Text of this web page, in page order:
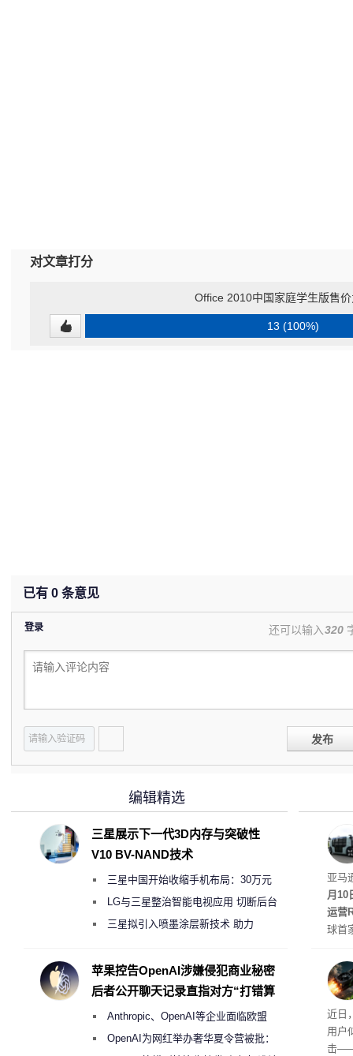
对文章打分
Office 2010中国家庭学生版售
13 (100%)
已有 0 条意见
登录 还可以输入320
发布
亚马
月10
运营
球首
方
计算
适
车高
众怒
近日
用户
击——
编辑精选
三星展示下一代3D内存与突破性
V10 BV-NAND技术
三星中国开始收缩手机布局：30万元
月销售额不达标门店 将被逐步清退
LG与三星整治智能电视应用 切断后台
偷偷共享带宽的违规行为
三星拟引入喷墨涂层新技术 助力
度
苹果控告OpenAI涉嫌侵犯商业秘密
后者公开聊天记录直指对方“打错算
Anthropic、OpenAI等企业面临欧盟
《人工智能法案》全新执法权限审查
OpenAI为网红举办奢华夏令营被批：